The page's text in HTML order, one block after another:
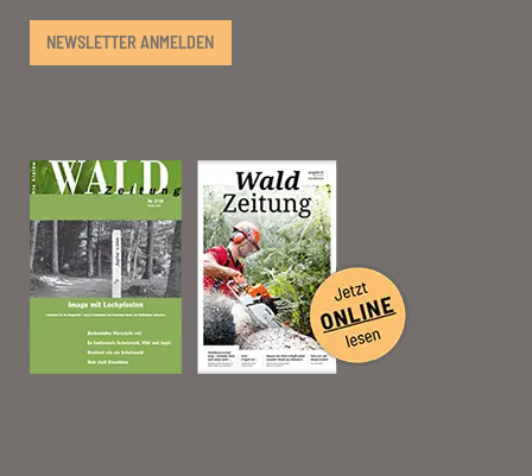
NEWSLETTER ANMELDEN